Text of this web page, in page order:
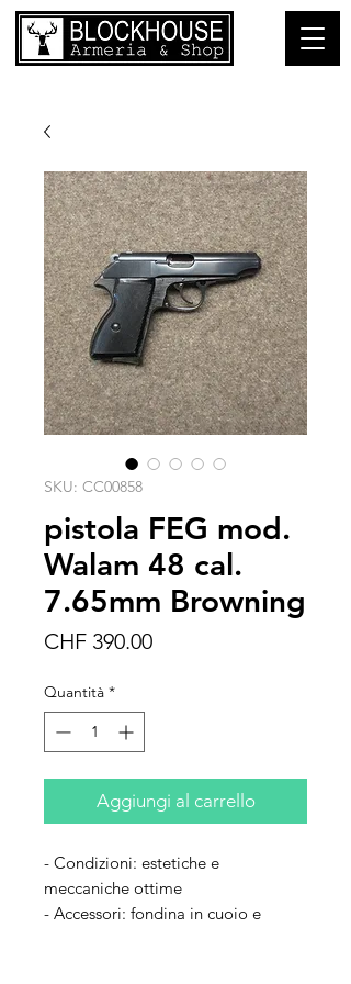
SKU: CC00858
pistola FEG mod.
Walam 48 cal.
7.65mm Browning
CHF 390.00Prezzo
Quantità *
Aggiungi al carrello
- Condizioni: estetiche e
meccaniche ottime
- Accessori: fondina in cuoio e